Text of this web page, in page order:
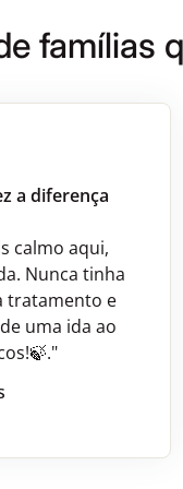
famílias
a diferença
calmo aqui,
Nunca tinha
tratamento e
uma ida ao